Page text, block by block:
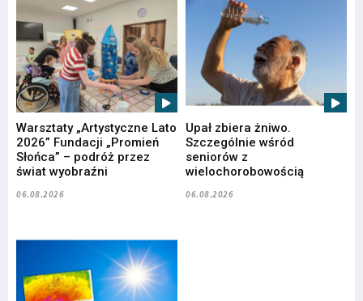
Warsztaty „Artystyczne Lato
2026” Fundacji „Promień
Słońca” – podróż przez
świat wyobraźni
06.08.2026
Upał zbiera żniwo.
Szczególnie wśród
seniorów z
wielochorobowością
06.08.2026